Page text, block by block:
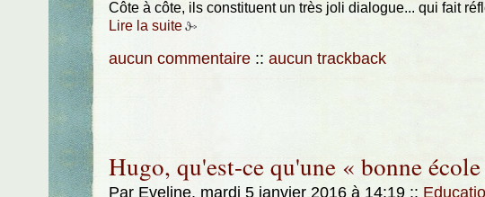
Côte à côte, ils constituent un très joli dialogue... qui fait
Lire la suite
aucun commentaire :: aucun trackback
Hugo, qu'est-ce qu'une « bonne
Par Eveline, mardi 5 janvier 2016 à 14:19 ::